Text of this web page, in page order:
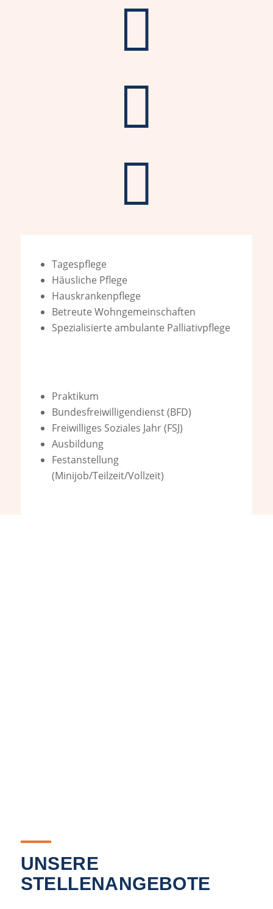



Tagespflege
Häusliche Pflege
Hauskrankenpflege
Betreute Wohngemeinschaften
Spezialisierte ambulante Palliativpflege
Praktikum
Bundesfreiwilligendienst (BFD)
Freiwilliges Soziales Jahr (FSJ)
Ausbildung
Festanstellung
(Minijob/Teilzeit/Vollzeit)
UNSERE
STELLENANGEBOTE